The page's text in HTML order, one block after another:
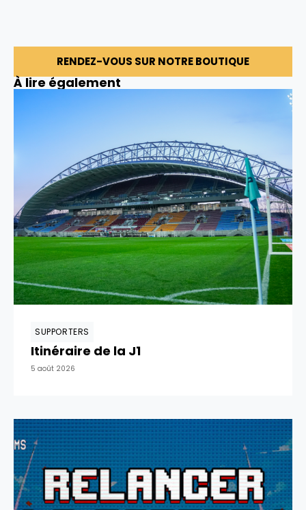
RENDEZ-VOUS SUR NOTRE BOUTIQUE
À lire également
SUPPORTERS
Itinéraire de la J1
5 août 2026